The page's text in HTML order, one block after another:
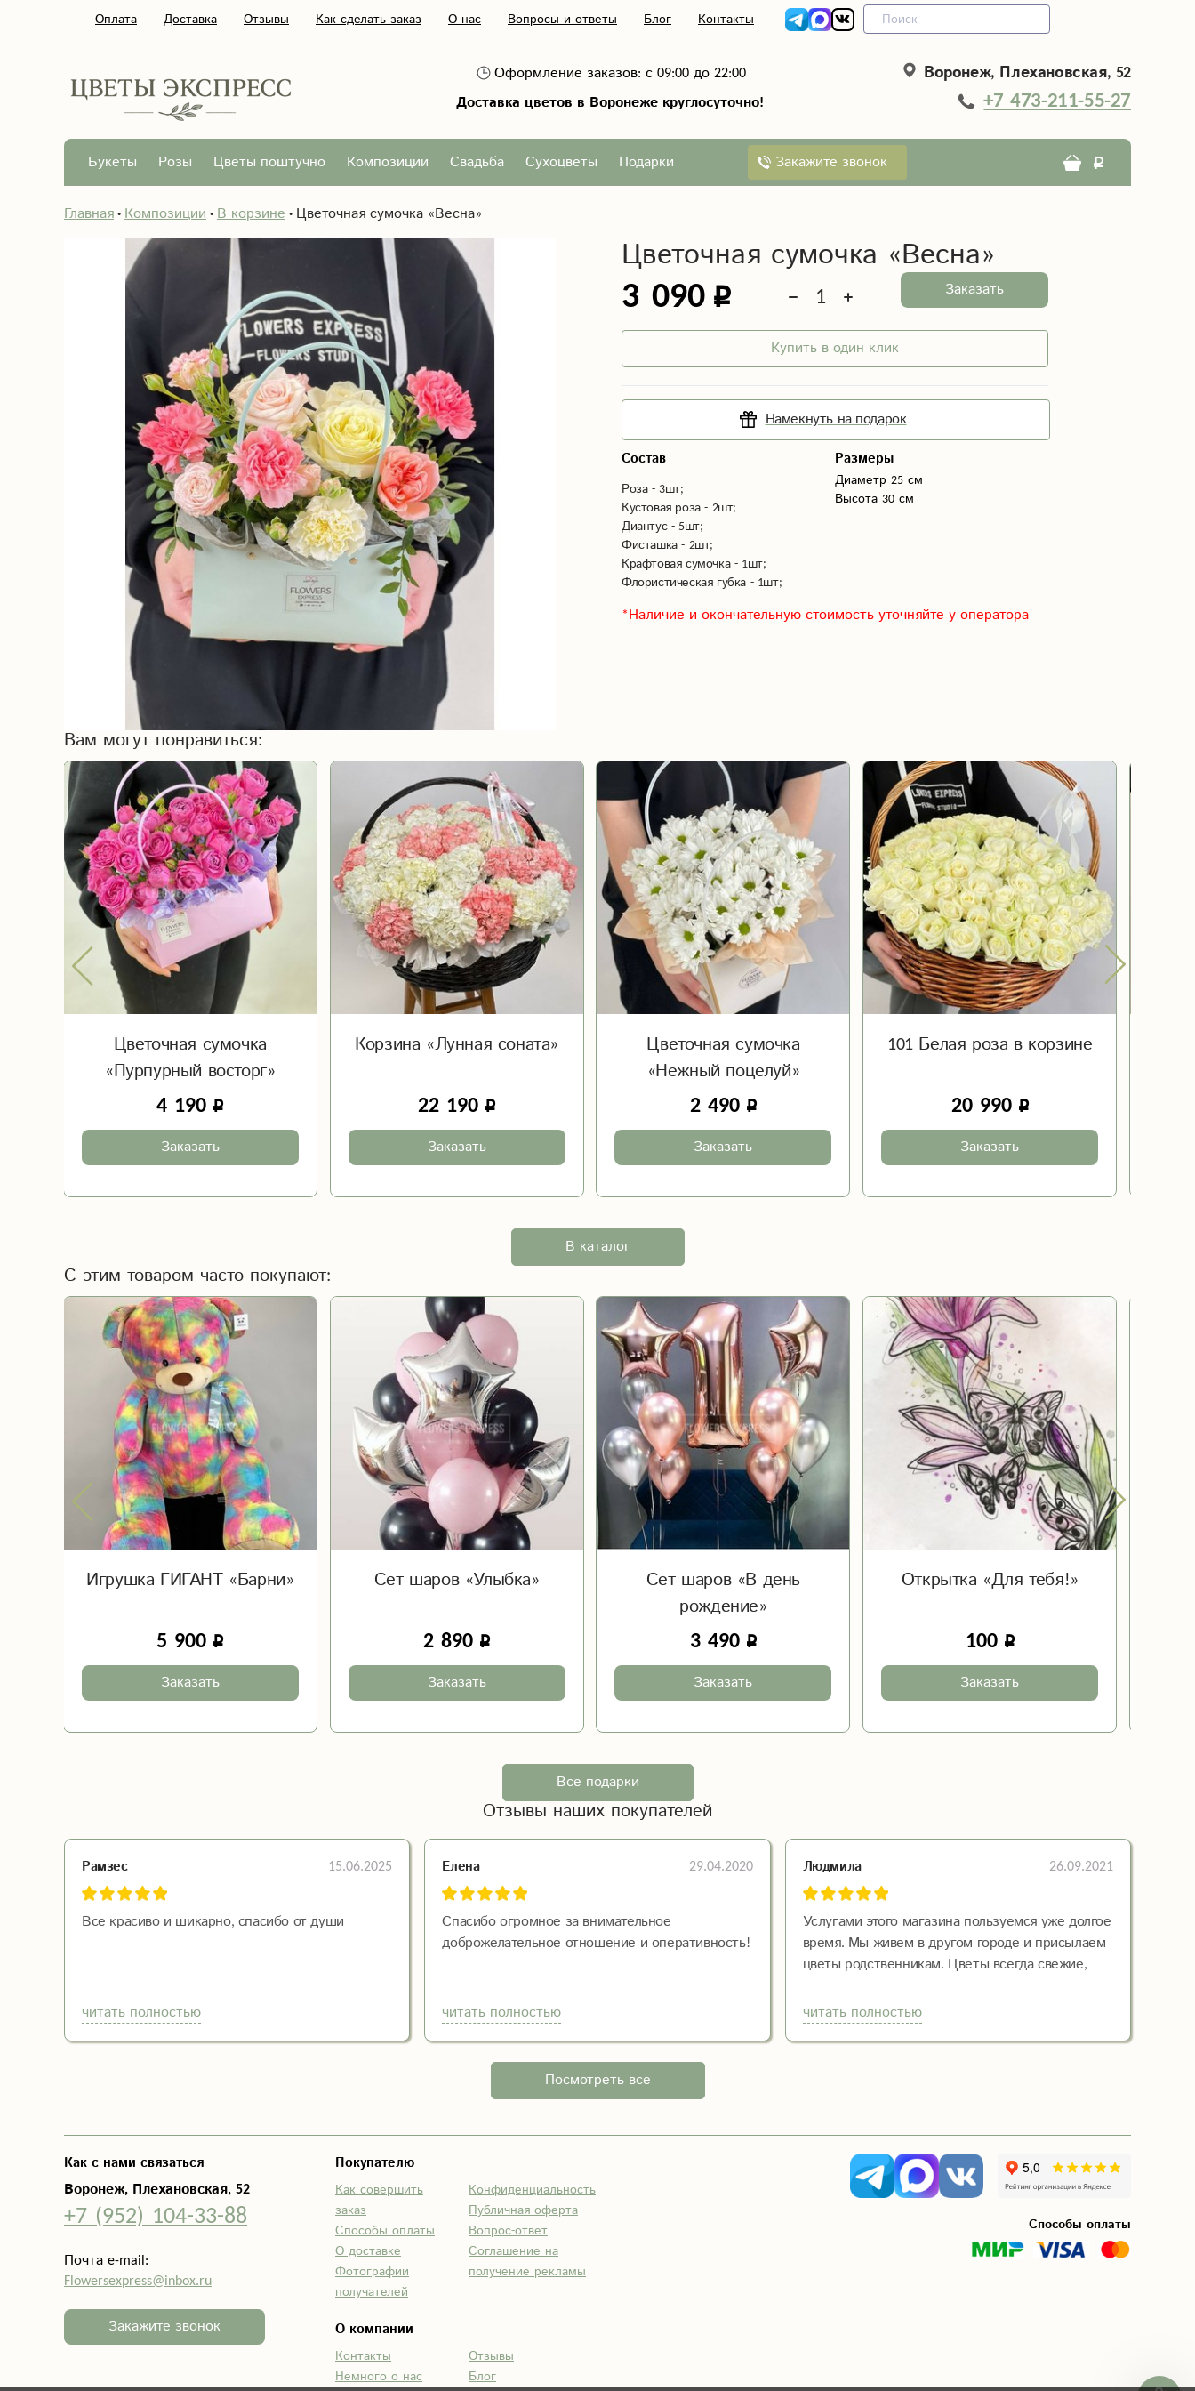
Оплата Доставка Отзывы Как сделать заказ О нас Вопросы и ответы Блог Контакты
Оформление заказов: с 09:00 до 22:00
Доставка цветов в Воронеже круглосуточно!
Воронеж, Плехановская, 52
+7 473-211-55-27
Букеты Розы Цветы поштучно Композиции Свадьба Сухоцветы Подарки Закажите звонок
Главная Композиции В корзине Цветочная сумочка «Весна»
Цветочная сумочка «Весна»
3 090 Заказать
Купить в один клик
Намекнуть на подарок
Состав
Роза - 3шт;
Кустовая роза - 2шт;
Диантус - 5шт;
Фисташка - 2шт;
Крафтовая сумочка - 1шт;
Флористическая губка - 1шт;
Размеры
Диаметр 25 см
Высота 30 см
*Наличие и окончательную стоимость уточняйте у оператора
Вам могут понравиться:
Цветочная сумочка
«Пурпурный восторг»
4 190
Заказать
Корзина «Лунная соната»
22 190
Заказать
Цветочная сумочка
«Нежный поцелуй»
2 490
Заказать
101 Белая роза в корзине
20 990
Заказать
В каталог
С этим товаром часто покупают:
Игрушка ГИГАНТ «Барни»
5 900
Заказать
Сет шаров «Улыбка»
2 890
Заказать
Сет шаров «В день
рождение»
3 490
Заказать
Открытка «Для тебя!»
100
Заказать
Все подарки
Отзывы наших покупателей
Рамзес 15.06.2025
Все красиво и шикарно, спасибо от души
читать полностью
Елена 29.04.2020
Спасибо огромное за внимательное
доброжелательное отношение и оперативность!
читать полностью
Людмила 26.09.2021
Услугами этого магазина пользуемся уже долгое
время. Мы живем в другом городе и присылаем
цветы родственникам. Цветы всегда свежие,
Мы рекомендуем эту компанию :)
читать полностью
Посмотреть все
Как с нами связаться
Воронеж, Плехановская, 52
+7 (952) 104-33-88
Почта e-mail:
Flowersexpress@inbox.ru
Закажите звонок
Покупателю
Как совершить
заказ
Способы оплаты
О доставке
Фотографии
получателей
Конфиденциальность
Публичная оферта
Вопрос-ответ
Соглашение на
получение рекламы
О компании
Контакты
Немного о нас
Отзывы
Блог
Способы оплаты